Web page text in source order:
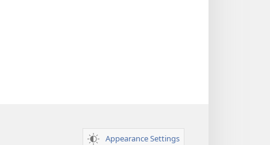
Appearance Settings